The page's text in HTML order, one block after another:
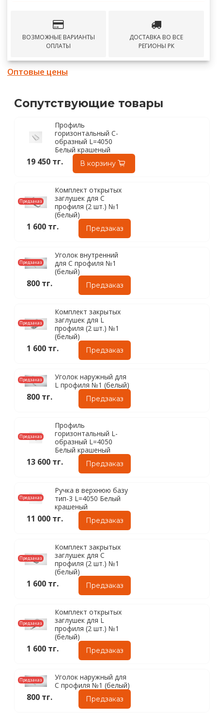
ВОЗМОЖНЫЕ ВАРИАНТЫ
ОПЛАТЫ
ДОСТАВКА ВО ВСЕ
РЕГИОНЫ РК
Оптовые цены
Сопутствующие товары
Профиль
горизонтальный С-
образный L=4050
Белый крашеный
19 450 тг. В корзину
Предзаказ
Комплект открытых
заглушек для С
профиля (2 шт.) №1
(белый)
1 600 тг. Предзаказ
Предзаказ
Уголок внутренний
для C профиля №1
(белый)
800 тг. Предзаказ
Предзаказ
Комплект закрытых
заглушек для L
профиля (2 шт.) №1
(белый)
1 600 тг. Предзаказ
Предзаказ
Уголок наружный для
L профиля №1 (белый)
800 тг. Предзаказ
Предзаказ
Профиль
горизонтальный L-
образный L=4050
Белый крашеный
13 600 тг. Предзаказ
Предзаказ
Ручка в верхнюю базу
тип-3 L=4050 Белый
крашеный
11 000 тг. Предзаказ
Предзаказ
Комплект закрытых
заглушек для С
профиля (2 шт.) №1
(белый)
1 600 тг. Предзаказ
Предзаказ
Комплект открытых
заглушек для L
профиля (2 шт.) №1
(белый)
1 600 тг. Предзаказ
Предзаказ
Уголок наружный для
C профиля №1 (белый)
800 тг. Предзаказ